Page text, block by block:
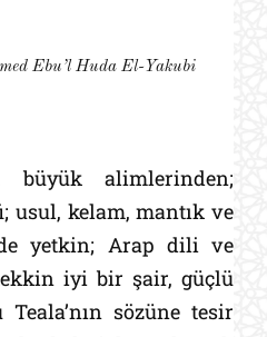
Ebu’l Huda El-Yakubi
büyük alimlerinden;
usul, kelam, mantık ve
yetkin; Arap dili ve
iyi bir şair, güçlü
sözüne tesir